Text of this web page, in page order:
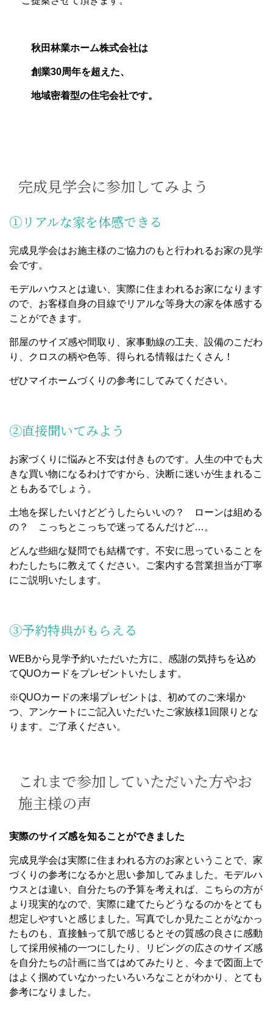
秋田林業ホーム株式会社は
​ 創業30周年を超えた、
地域密着型の住宅会社です。
完成見学会に参加してみよう
①リアルな家を体感できる
完成見学会はお施主様のご協力のもと行われるお家の見学
会です。
モデルハウスとは違い、実際に住まわれるお家になります
ので、お客様自身の目線でリアルな等身大の家を体感する
ことができます。
部屋のサイズ感や間取り、家事動線の工夫、設備のこだわ
り、クロスの柄や色等、得られる情報はたくさん！
ぜひマイホームづくりの参考にしてみてください。
②直接聞いてみよう
お家づくりに悩みと不安は付きものです。人生の中でも大
きな買い物になるわけですから、決断に迷いが生まれるこ
ともあるでしょう。
土地を探したいけどどうしたらいいの？ ローンは組める
の？ こっちとこっちで迷ってるんだけど…。
どんな些細な疑問でも結構です。不安に思っていることを
わたしたちに教えてください。ご案内する営業担当が丁寧
にご説明いたします。
③予約特典がもらえる
WEBから見学予約いただいた方に、感謝の気持ちを込め
てQUOカードをプレゼントいたします。
※QUOカードの来場プレゼントは、初めてのご来場か
つ、アンケートにご記入いただいたご家族様1回限りとな
ります。ご了承ください。
これまで参加していただいた方やお
施主様の声
実際のサイズ感を知ることができました
完成見学会は実際に住まわれる方のお家ということで、家
づくりの参考になるかと思い参加してみました。モデルハ
ウスとは違い、自分たちの予算を考えれば、こちらの方が
より現実的なので、実際に建てたらどうなるのかをとても
想定しやすいと感じました。写真でしか見たことがなかっ
たものも、直接触って肌で感じるとその質感の良さに感動
して採用候補の一つにしたり、リビングの広さのサイズ感
を自分たちの計画に当てはめてみたりと、今まで図面上で
はよく掴めていなかったいろいろなことがわかり、とても
参考になりました。